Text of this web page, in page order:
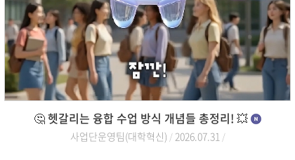
🤔 헷갈리는 융합 수업 방식 개념들 총정리! 💥
사업단운영팀(대학혁신) 2026.07.31